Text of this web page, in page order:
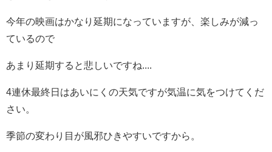
今年の映画はかなり延期になっていますが、楽しみが減っ
ているので
あまり延期すると悲しいですね....
4連休最終日はあいにくの天気ですが気温に気をつけてくだ
さい。
季節の変わり目が風邪ひきやすいですから。